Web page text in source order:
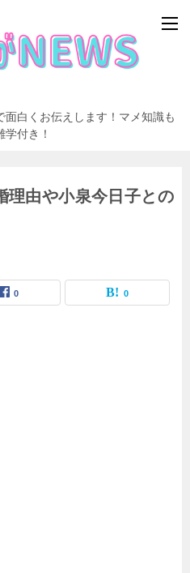
白くお伝えします！マメ知識も
付き！
理由や小泉今日子との
0 0